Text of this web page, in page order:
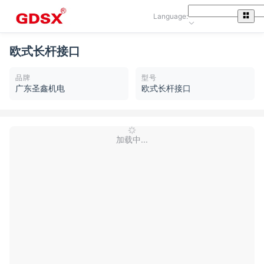
Language:
欧式长杆接口
品牌
广东圣鑫机电
型号
欧式长杆接口
加载中...